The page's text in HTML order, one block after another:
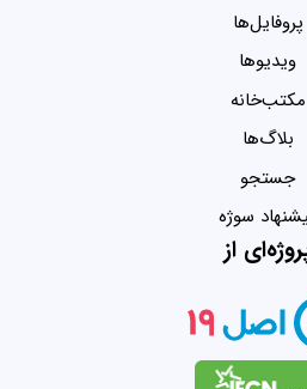
پروفایل‌ها
ویدیو‌ها
مکتب‌خانه
بلاگ‌ها
جستجو
سوژه
از